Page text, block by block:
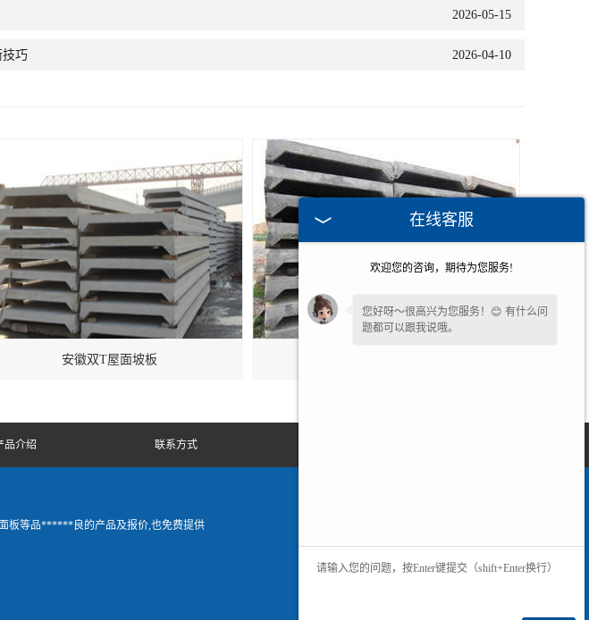
2026-05-15
2026-04-10
巧
安徽双T屋面坡板
品介绍 联系方式
板等品******良的产品及报价,也免费提供
在线客服
欢迎您的咨询，期待为您服务!
您好呀～很高兴为您服务！😊 有什么问
题都可以跟我说哦。